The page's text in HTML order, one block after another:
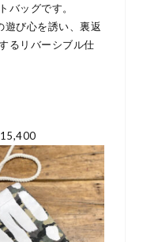
バッグです。
遊び心を誘い、裏返
るリバーシブル仕